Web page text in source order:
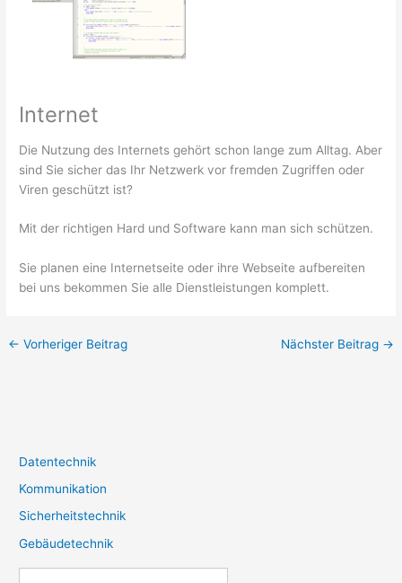
Internet
Die Nutzung des Internets gehört schon lange zum Alltag. Aber
sind Sie sicher das Ihr Netzwerk vor fremden Zugriffen oder
Viren geschützt ist?
Mit der richtigen Hard und Software kann man sich schützen.
Sie planen eine Internetseite oder ihre Webseite aufbereiten
bei uns bekommen Sie alle Dienstleistungen komplett.
← Vorheriger Beitrag Nächster Beitrag →
Datentechnik
Kommunikation
Sicherheitstechnik
Gebäudetechnik